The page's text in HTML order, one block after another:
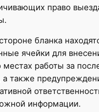
право
бланка
ячейки для
местах работы за
а также
информации.